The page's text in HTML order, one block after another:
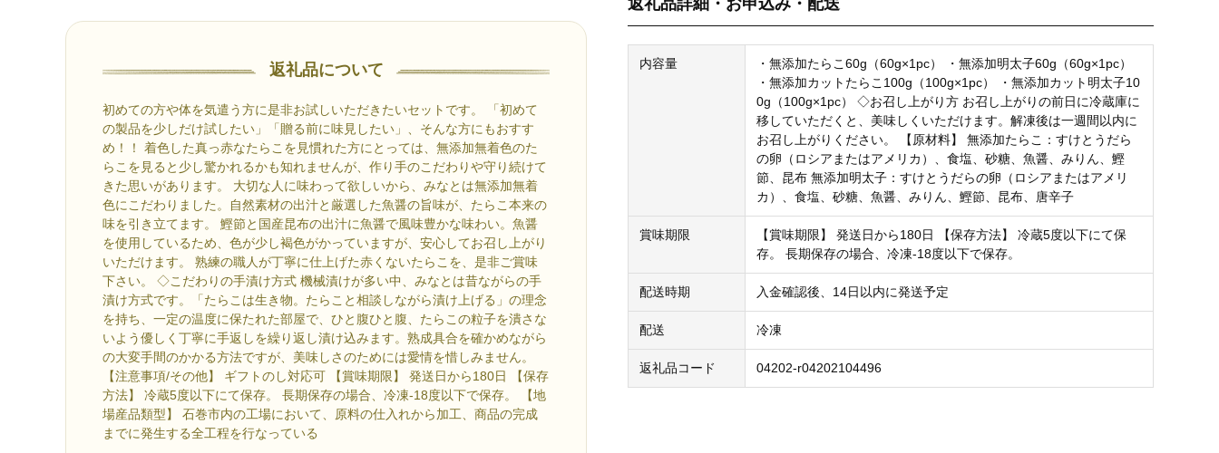
返礼品について
初めての方や体を気遣う方に是非お試しいただきたいセットです。 「初めて
の製品を少しだけ試したい」「贈る前に味見したい」、そんな方にもおすす
め！！ 着色した真っ赤なたらこを見慣れた方にとっては、無添加無着色のた
らこを見ると少し驚かれるかも知れませんが、作り手のこだわりや守り続けて
きた思いがあります。 大切な人に味わって欲しいから、みなとは無添加無着
色にこだわりました。自然素材の出汁と厳選した魚醤の旨味が、たらこ本来の
味を引き立てます。 鰹節と国産昆布の出汁に魚醤で風味豊かな味わい。魚醤
を使用しているため、色が少し褐色がかっていますが、安心してお召し上がり
いただけます。 熟練の職人が丁寧に仕上げた赤くないたらこを、是非ご賞味
下さい。 ◇こだわりの手漬け方式 機械漬けが多い中、みなとは昔ながらの手
漬け方式です。「たらこは生き物。たらこと相談しながら漬け上げる」の理念
を持ち、一定の温度に保たれた部屋で、ひと腹ひと腹、たらこの粒子を潰さな
いよう優しく丁寧に手返しを繰り返し漬け込みます。熟成具合を確かめながら
の大変手間のかかる方法ですが、美味しさのためには愛情を惜しみません。
【注意事項/その他】 ギフトのし対応可 【賞味期限】 発送日から180日 【保存
方法】 冷蔵5度以下にて保存。 長期保存の場合、冷凍-18度以下で保存。 【地
場産品類型】 石巻市内の工場において、原料の仕入れから加工、商品の完成
までに発生する全工程を行なっている
返礼品詳細・お申込み・配送
内容量
・無添加たらこ60g（60g×1pc） ・無添加明太子60g（60g×1pc）
・無添加カットたらこ100g（100g×1pc） ・無添加カット明太子10
0g（100g×1pc） ◇お召し上がり方 お召し上がりの前日に冷蔵庫に
移していただくと、美味しくいただけます。解凍後は一週間以内に
お召し上がりください。 【原材料】 無添加たらこ：すけとうだら
の卵（ロシアまたはアメリカ）、食塩、砂糖、魚醤、みりん、鰹
節、昆布 無添加明太子：すけとうだらの卵（ロシアまたはアメリ
カ）、食塩、砂糖、魚醤、みりん、鰹節、昆布、唐辛子
賞味期限
【賞味期限】 発送日から180日 【保存方法】 冷蔵5度以下にて保
存。 長期保存の場合、冷凍-18度以下で保存。
配送時期 入金確認後、14日以内に発送予定
配送 冷凍
返礼品コード 04202-r04202104496